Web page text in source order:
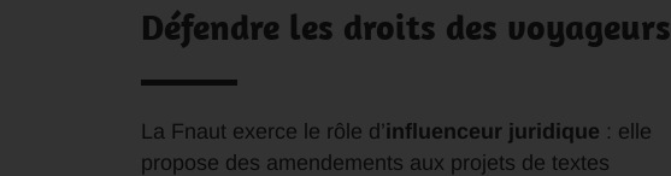
Défendre les droits des voyageurs
La Fnaut exerce le rôle d’influenceur juridique : elle
propose des amendements aux projets de textes